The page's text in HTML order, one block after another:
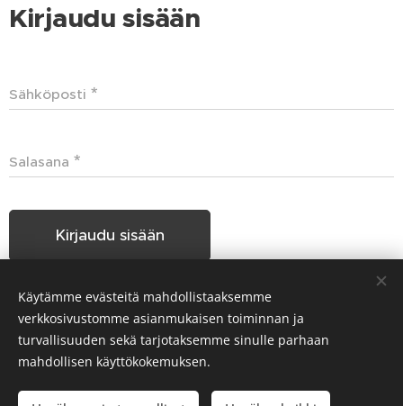
Kirjaudu sisään
Sähköposti
Salasana
Kirjaudu sisään
Unohditko salasanasi?
Hakunilan Seudun Koiraharrastajat HSKH ry
Käytämme evästeitä mahdollistaaksemme
verkkosivustomme asianmukaisen toiminnan ja
turvallisuuden sekä tarjotaksemme sinulle parhaan
mahdollisen käyttökokemuksen.